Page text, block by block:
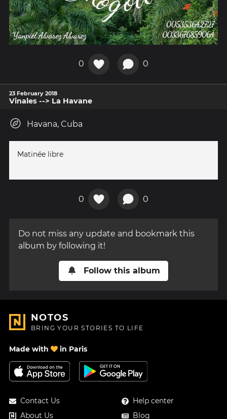
0 0
23 February 2018
Vinales --> La Havane
Havana, Cuba
Matinée libre
0 0
Do not miss any update and bookmark this
album by following it!
Follow this album
NOTOS
BRING YOUR STORIES TO LIFE
Made with in Paris
Contact Us
About Us
Help center
Blog